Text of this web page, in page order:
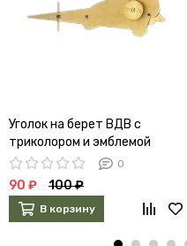
Уголок на берет ВДВ с
триколором и эмблемой
0
90 ₽ 100 ₽
В корзину